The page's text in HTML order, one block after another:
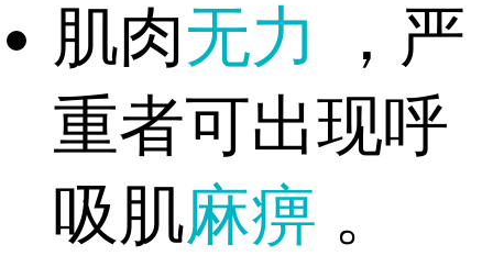
肌肉无力
，严
重者可出现呼
吸肌麻痹 。